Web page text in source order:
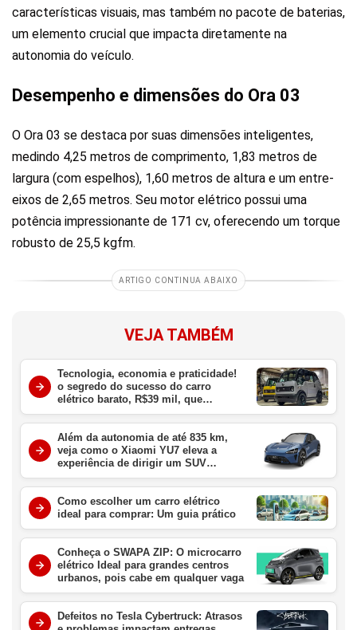
características visuais, mas também no pacote de baterias,
um elemento crucial que impacta diretamente na
autonomia do veículo.
Desempenho e dimensões do Ora 03
O Ora 03 se destaca por suas dimensões inteligentes,
medindo 4,25 metros de comprimento, 1,83 metros de
largura (com espelhos), 1,60 metros de altura e um entre-
eixos de 2,65 metros. Seu motor elétrico possui uma
potência impressionante de 171 cv, oferecendo um torque
robusto de 25,5 kgfm.
ARTIGO CONTINUA ABAIXO
VEJA TAMBÉM
Tecnologia, economia e praticidade!
o segredo do sucesso do carro
elétrico barato, R$39 mil, que
conquistou o Japão
Além da autonomia de até 835 km,
veja como o Xiaomi YU7 eleva a
experiência de dirigir um SUV
elétrico
Como escolher um carro elétrico
ideal para comprar: Um guia prático
Conheça o SWAPA ZIP: O microcarro
elétrico Ideal para grandes centros
urbanos, pois cabe em qualquer vaga
Defeitos no Tesla Cybertruck: Atrasos